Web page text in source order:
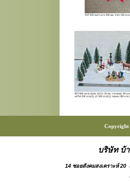
Copyright
บริษัท บ้
14 ซอยสังคมสงเคราะห์ 20